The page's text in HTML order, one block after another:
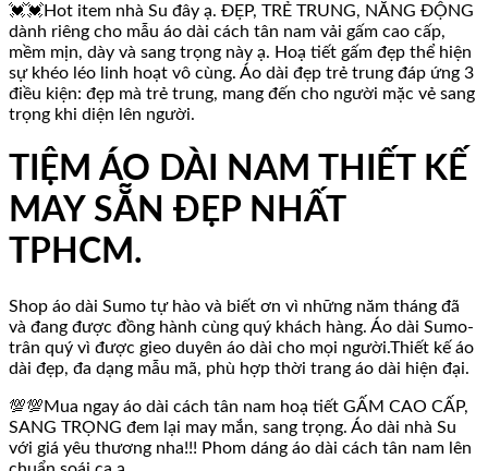
💓💓Hot item nhà Su đây ạ. ĐẸP, TRẺ TRUNG, NĂNG ĐỘNG
dành riêng cho mẫu áo dài cách tân nam vải gấm cao cấp,
mềm mịn, dày và sang trọng này ạ. Hoạ tiết gấm đẹp thể hiện
sự khéo léo linh hoạt vô cùng. Áo dài đẹp trẻ trung đáp ứng 3
điều kiện: đẹp mà trẻ trung, mang đến cho người mặc vẻ sang
trọng khi diện lên người.
TIỆM ÁO DÀI NAM THIẾT KẾ
MAY SẴN ĐẸP NHẤT
TPHCM.
Shop áo dài Sumo tự hào và biết ơn vì những năm tháng đã
và đang được đồng hành cùng quý khách hàng. Áo dài Sumo-
trân quý vì được gieo duyên áo dài cho mọi người.Thiết kế áo
dài đẹp, đa dạng mẫu mã, phù hợp thời trang áo dài hiện đại.
💯💯Mua ngay áo dài cách tân nam hoạ tiết GẤM CAO CẤP,
SANG TRỌNG đem lại may mắn, sang trọng. Áo dài nhà Su
với giá yêu thương nha!!! Phom dáng áo dài cách tân nam lên